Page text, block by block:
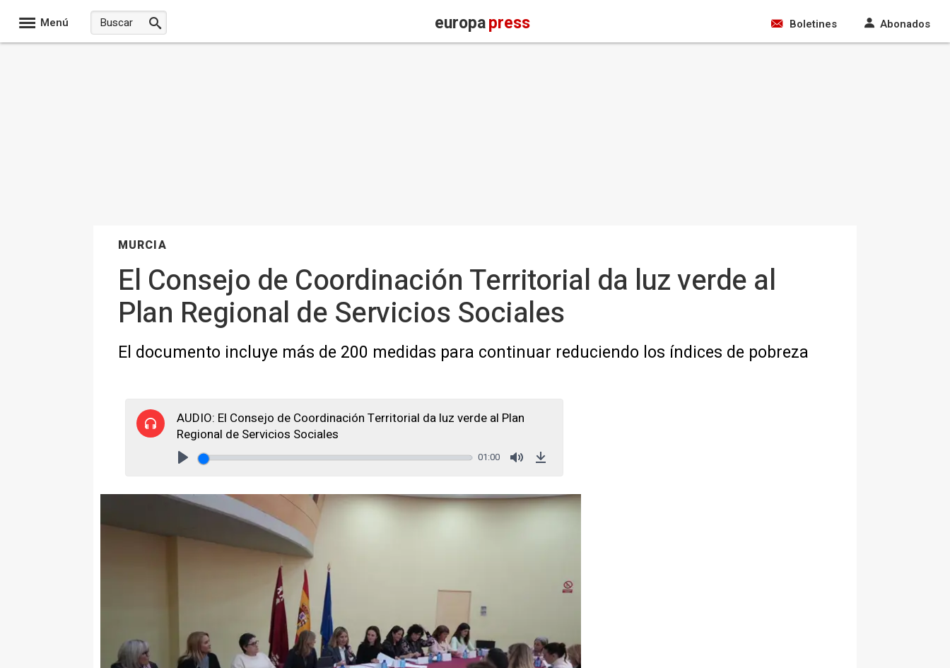
Menú europapress Boletines Abonados
MURCIA
El Consejo de Coordinación Territorial da luz verde al
Plan Regional de Servicios Sociales
El documento incluye más de 200 medidas para continuar reduciendo los índices de pobreza
AUDIO: El Consejo de Coordinación Territorial da luz verde al Plan
Regional de Servicios Sociales
01:00